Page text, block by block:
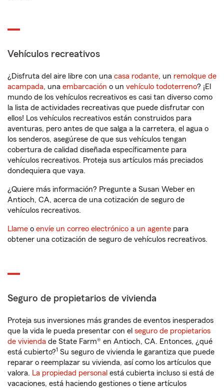
Vehículos recreativos
¿Disfruta del aire libre con una casa rodante, un remolque de
acampada, una embarcación o un vehículo todoterreno? ¡El
mundo de los vehículos recreativos es casi tan diverso como
la lista de actividades recreativas que puede disfrutar con
ellos! Los vehículos recreativos están construidos para
aventuras, pero antes de que salga a la carretera, el agua o
los senderos, asegúrese de que sus vehículos tengan
cobertura de calidad diseñada específicamente para
vehículos recreativos. Proteja sus artículos más preciados
dondequiera que vaya.
¿Quiere más información? Pregunte a Susan Weber en
Antioch, CA, acerca de una cotización de seguro de
vehículos recreativos.
Llame o envíe un correo electrónico a un agente para
obtener una cotización de seguro de vehículos recreativos.
Seguro de propietarios de vivienda
Proteja sus inversiones más grandes de eventos inesperados
que la vida le pueda presentar con el seguro de propietarios
de vivienda de State Farm® en Antioch, CA. Entonces, ¿qué
está cubierto?1 Su seguro de vivienda le garantiza que puede
reparar o reemplazar su vivienda, así como los artículos que
valora. La propiedad personal está cubierta incluso si está de
vacaciones, está haciendo gestiones o tiene artículos